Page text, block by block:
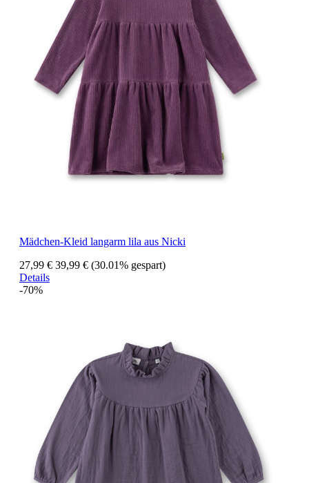
Mädchen-Kleid langarm lila aus Nicki
27,99 € 39,99 € (30.01% gespart)
Details
-70%